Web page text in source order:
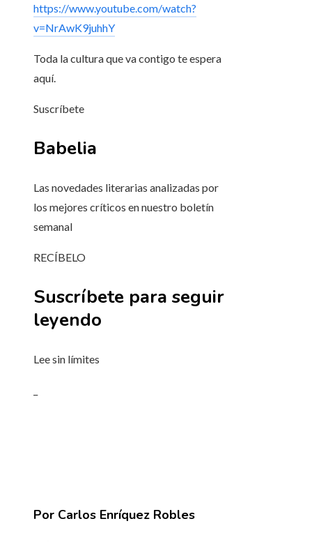
https://www.youtube.com/watch?
v=NrAwK9juhhY
Toda la cultura que va contigo te espera
aquí.
Suscríbete
Babelia
Las novedades literarias analizadas por
los mejores críticos en nuestro boletín
semanal
RECÍBELO
Suscríbete para seguir
leyendo
Lee sin límites
Por Carlos Enríquez Robles